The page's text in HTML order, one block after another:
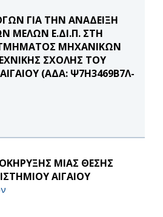
ΓΙΑ ΤΗΝ ΑΝΑΔΕΙΞΗ
ΜΕΛΩΝ Ε.ΔΙ.Π. ΣΤΗ
ΜΗΧΑΝΙΚΩΝ
ΣΧΟΛΗΣ ΤΟΥ
(ΑΔΑ: Ψ7Η3469Β7Λ-
ΜΙΑΣ ΘΕΣΗΣ
ΑΙΓΑΙΟΥ